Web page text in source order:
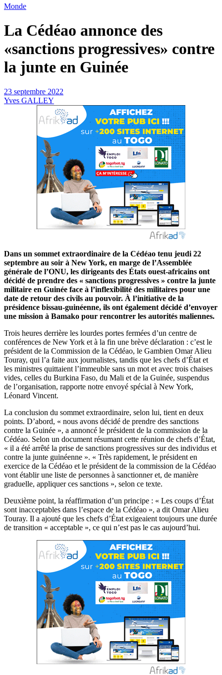
Monde
La Cédéao annonce des
«sanctions progressives» contre
la junte en Guinée
23 septembre 2022
Yves GALLEY
Dans un sommet extraordinaire de la Cédéao tenu jeudi 22
septembre au soir à New York, en marge de l’Assemblée
générale de l’ONU, les dirigeants des États ouest-africains ont
décidé de prendre des « sanctions progressives » contre la junte
militaire en Guinée face à l’inflexibilité des militaires pour une
date de retour des civils au pouvoir. À l’initiative de la
présidence bissau-guinéenne, ils ont également décidé d’envoyer
une mission à Bamako pour rencontrer les autorités maliennes.
Trois heures derrière les lourdes portes fermées d’un centre de
conférences de New York et à la fin une brève déclaration : c’est le
président de la Commission de la Cédéao, le Gambien Omar Alieu
Touray, qui l’a faite aux journalistes, tandis que les chefs d’État et
les ministres quittaient l’immeuble sans un mot et avec trois chaises
vides, celles du Burkina Faso, du Mali et de la Guinée, suspendus
de l’organisation, rapporte notre envoyé spécial à New York,
Léonard Vincent.
La conclusion du sommet extraordinaire, selon lui, tient en deux
points. D’abord, « nous avons décidé de prendre des sanctions
contre la Guinée », a annoncé le président de la commission de la
Cédéao. Selon un document résumant cette réunion de chefs d’État,
« il a été arrêté la prise de sanctions progressives sur des individus et
contre la junte guinéenne ». « Très rapidement, le président en
exercice de la Cédéao et le président de la commission de la Cédéao
vont établir une liste de personnes à sanctionner et, de manière
graduelle, appliquer ces sanctions », selon ce texte.
Deuxième point, la réaffirmation d’un principe : « Les coups d’État
sont inacceptables dans l’espace de la Cédéao », a dit Omar Alieu
Touray. Il a ajouté que les chefs d’État exigeaient toujours une durée
de transition « acceptable », ce qui n’est pas le cas aujourd’hui.